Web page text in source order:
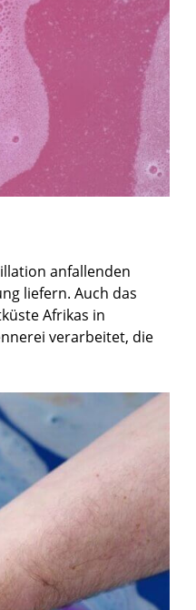
anfallenden
liefern. Auch das
Afrikas in
verarbeitet, die